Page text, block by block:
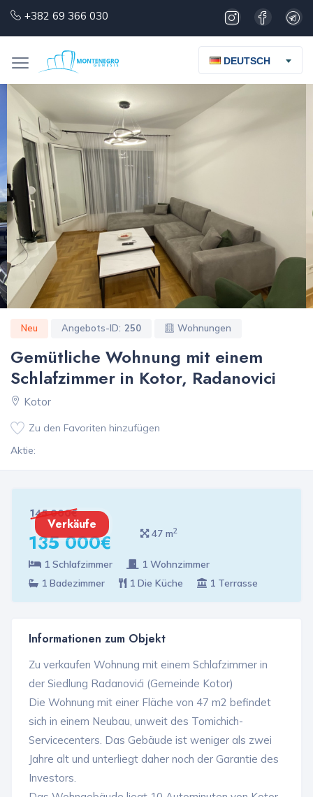
+382 69 366 030
DEUTSCH
Neu Angebots-ID: 250 Wohnungen
Gemütliche Wohnung mit einem
Schlafzimmer in Kotor, Radanovici
Kotor
Zu den Favoriten hinzufügen
Aktie:
145 000€
135 000€
Verkäufe
47 m2
1 Schlafzimmer
1 Wohnzimmer
1 Badezimmer
1 Die Küche 1 Terrasse
Informationen zum Objekt
Zu verkaufen Wohnung mit einem Schlafzimmer in
der Siedlung Radanovići (Gemeinde Kotor)
Die Wohnung mit einer Fläche von 47 m2 befindet
sich in einem Neubau, unweit des Tomichich-
Servicecenters. Das Gebäude ist weniger als zwei
Jahre alt und unterliegt daher noch der Garantie des
Investors.